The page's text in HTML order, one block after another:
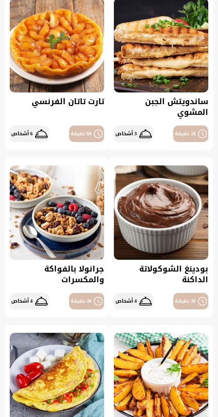
ساندويتش الجبن
المشوي
20 دقيقة 3 أشخاص
تارت تاتان الفرنسي
60 دقيقة 6 أشخاص
بودينغ الشوكولاتة
الداكنة
30 دقيقة 4 أشخاص
جرانولا بالفواكة
والمكسرات
40 دقيقة 4 أشخاص